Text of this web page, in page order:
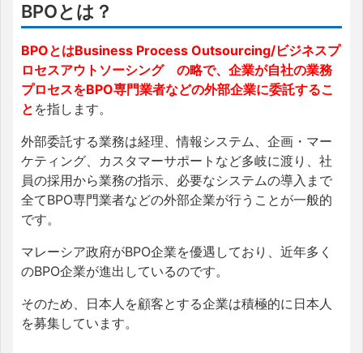
BPOとは？
BPOとはBusiness Process Outsourcing/ビジネスプ
ロセスアウトソーシング の略で、企業が自社の業務
プロセスをBPO専門業者などの外部企業に委託するこ
と を指します。
外部委託する業務は経理、情報システム、企画・マー
ケティング、カスタマーサポートなど多岐に渡り、社
員の採用から業務の指示、必要なシステムの導入まで
全てBPO専門業者などの外部企業が行うことが一般的
です。
マレーシア政府がBPO企業を優遇しており、近年多く
のBPO企業が進出しているのです。
そのため、日本人を顧客とする企業は積極的に日本人
を募集しています。